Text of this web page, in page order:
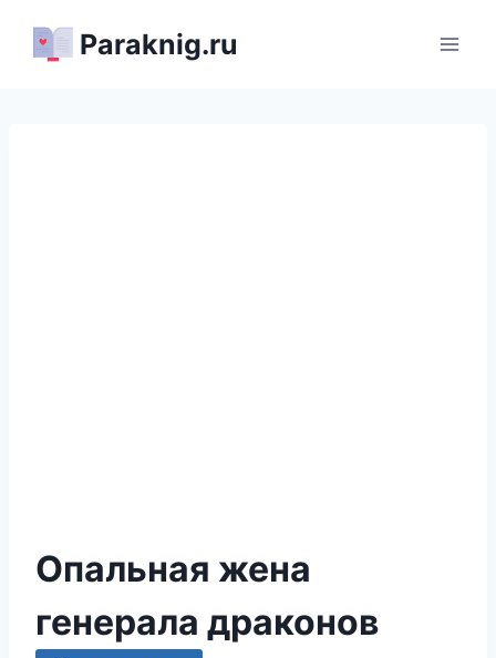
Paraknig.ru
Опальная жена
генерала драконов